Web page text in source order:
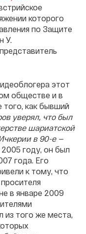
которого
по Защите
У.
этот
обществе и в
того, как бывший
уверял, что был
шариатской
в 90-е —
году, он был
года. Его
к тому, что
в январе 2009
из того же места,